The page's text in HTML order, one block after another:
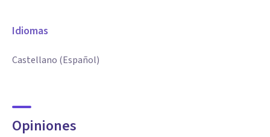
Idiomas
Castellano (Español)
Opiniones